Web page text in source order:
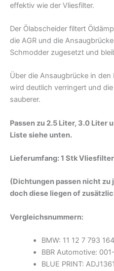
effektiv wie der Vliesfilter.
Der Ölabscheider filtert
die AGR und die
Schmodder zugesetzt und
Über die Ansaugbrücke in
wird deutlich verringert und
sauberer.
Passen zu 2.5 Liter, 3.0 Liter
Liste siehe unten.
Lieferumfang: 1 Stk
(Dichtungen passen nicht
doch diese liegen of
Vergleichsnummern:
BMW: 11 12 7 793
BBR Automotive:
BLUE PRINT: